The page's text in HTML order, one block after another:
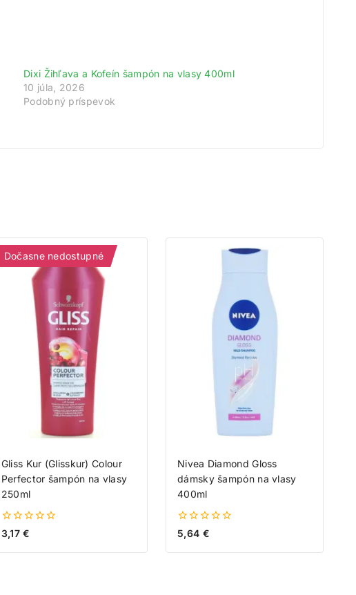
Dixi Žihľava a Kofeín šampón na vlasy 400ml
10 júla, 2026
Podobný príspevok
Dočasne nedostupné
Gliss Kur (Glisskur) Colour
Perfector šampón na vlasy
250ml
0
z
5
3,17€
Nivea Diamond Gloss
dámsky šampón na vlasy
400ml
0
5
5,64 €